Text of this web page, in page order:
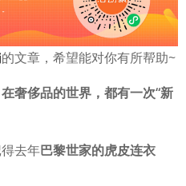
的文章，希望能对你有所帮助~
在奢侈品的世界，都有一次“新
去年巴黎世家的虎皮连衣